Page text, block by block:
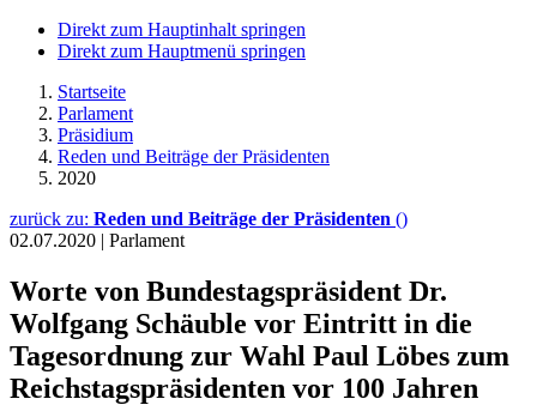
Direkt zum Hauptinhalt springen
Direkt zum Hauptmenü springen
Startseite
Parlament
Präsidium
Reden und Beiträge der Präsidenten
2020
zurück zu: Reden und Beiträge der Präsidenten ()
02.07.2020 | Parlament
Worte von Bundestagspräsident Dr.
Wolfgang Schäuble vor Eintritt in die
Tagesordnung zur Wahl Paul Löbes zum
Reichstagspräsidenten vor 100 Jahren